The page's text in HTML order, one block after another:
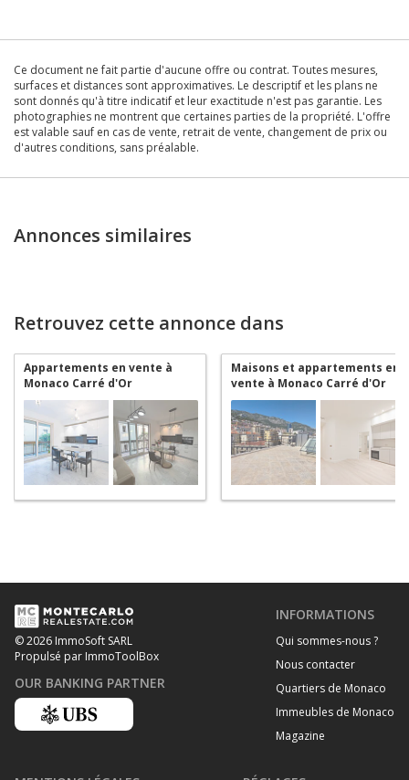
Ce document ne fait partie d'aucune offre ou contrat. Toutes mesures,
surfaces et distances sont approximatives. Le descriptif et les plans ne
sont donnés qu'à titre indicatif et leur exactitude n'est pas garantie. Les
photographies ne montrent que certaines parties de la propriété. L'offre
est valable sauf en cas de vente, retrait de vente, changement de prix ou
d'autres conditions, sans préalable.
Annonces similaires
Retrouvez cette annonce dans
Appartements en vente à
Monaco Carré d'Or
Maisons et appartements en
vente à Monaco Carré d'Or
© 2026 ImmoSoft SARL
Propulsé par ImmoToolBox
OUR BANKING PARTNER
INFORMATIONS
Qui sommes-nous ?
Nous contacter
Quartiers de Monaco
Immeubles de Monaco
Magazine